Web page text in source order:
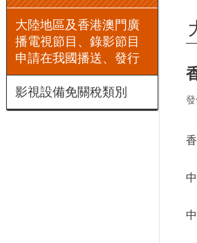
大陸地區及香港澳門廣
播電視節目、錄影節目
申請在我國播送、發行
影視設備免關稅類別